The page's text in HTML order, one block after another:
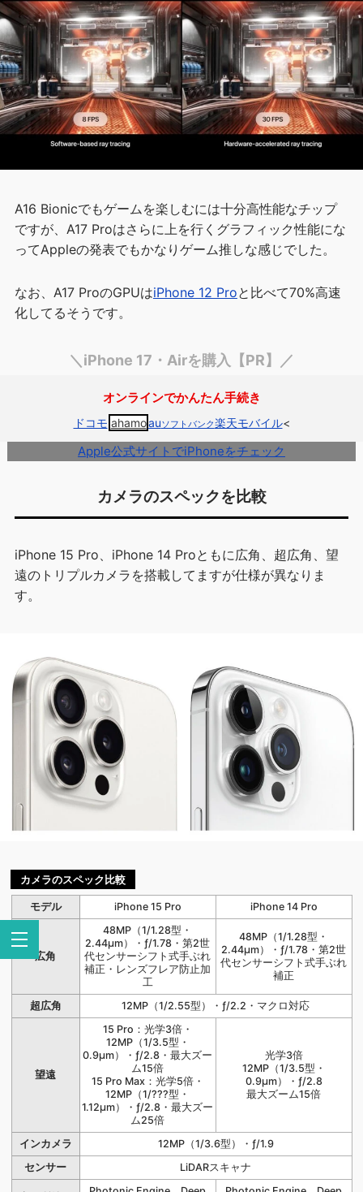
A16 Bionicでもゲームを楽しむには十分高性能なチップ
ですが、A17 Proはさらに上を行くグラフィック性能にな
ってAppleの発表でもかなりゲーム推しな感じでした。
なお、A17 ProのGPUはiPhone 12 Proと比べて70%高速
化してるそうです。
＼iPhone 17・Airを購入【PR】／
オンラインでかんたん手続き
ドコモ ahamoauソフトバンク楽天モバイル<
Apple公式サイトでiPhoneをチェック
カメラのスペックを比較
iPhone 15 Pro、iPhone 14 Proともに広角、超広角、望
遠のトリプルカメラを搭載してますが仕様が異なりま
す。
カメラのスペック比較
モデル iPhone 15 Pro iPhone 14 Pro
広角
48MP（1/1.28型・
2.44μm）・ƒ/1.78・第2世
代センサーシフト式手ぶれ
補正・レンズフレア防止加
工
48MP（1/1.28型・
2.44μm）・ƒ/1.78・第2世
代センサーシフト式手ぶれ
補正
超広角 12MP（1/2.55型）・ƒ/2.2・マクロ対応
望遠
15 Pro：光学3倍・
12MP（1/3.5型・
0.9μm）・ƒ/2.8・最大ズー
ム15倍
15 Pro Max：光学5倍・
12MP（1/???型・
1.12μm）・ƒ/2.8・最大ズー
ム25倍
光学3倍
12MP（1/3.5型・
0.9μm）・ƒ/2.8
最大ズーム15倍
インカメラ
12MP（1/3.6型）・ƒ/1.9
センサー
LiDARスキャナ